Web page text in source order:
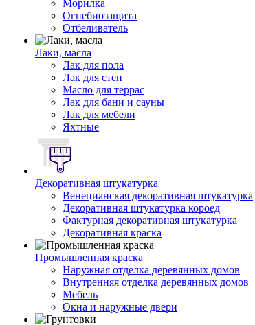
Морилка
Огнебиозащита
Отбеливатель
Лаки, масла
Лак для пола
Лак для стен
Масло для террас
Лак для бани и сауны
Лак для мебели
Яхтные
Декоративная штукатурка
Венецианская декоративная штукатурка
Декоративная штукатурка короед
Фактурная декоративная штукатурка
Декоративная краска
Промышленная краска
Наружная отделка деревянных домов
Внутренняя отделка деревянных домов
Мебель
Окна и наружные двери